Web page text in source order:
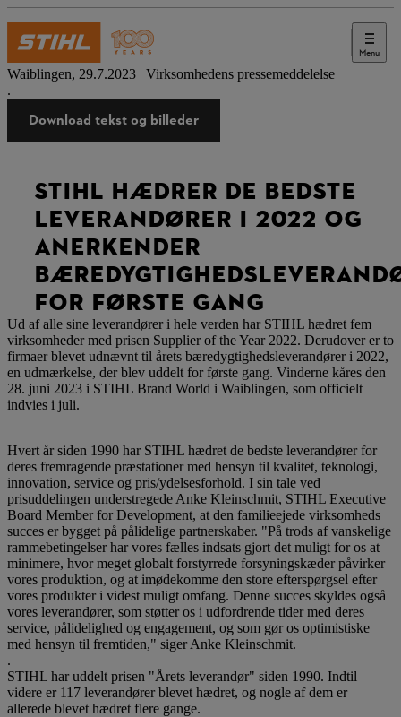
Menu
Presse
Waiblingen, 29.7.2023 | Virksomhedens pressemeddelelse
.
Download tekst og billeder
STIHL HÆDRER DE BEDSTE
LEVERANDØRER I 2022 OG
ANERKENDER
FOR FØRSTE GANG
Ud af alle sine leverandører i hele verden har STIHL hædret fem
virksomheder med prisen Supplier of the Year 2022. Derudover er to
firmaer blevet udnævnt til årets bæredygtighedsleverandører i 2022,
en udmærkelse, der blev uddelt for første gang. Vinderne kåres den
28. juni 2023 i STIHL Brand World i Waiblingen, som officielt
indvies i juli.
Hvert år siden 1990 har STIHL hædret de bedste leverandører for
deres fremragende præstationer med hensyn til kvalitet, teknologi,
innovation, service og pris/ydelsesforhold. I sin tale ved
prisuddelingen understregede Anke Kleinschmit, STIHL Executive
Board Member for Development, at den familieejede virksomheds
succes er bygget på pålidelige partnerskaber. "På trods af vanskelige
rammebetingelser har vores fælles indsats gjort det muligt for os at
minimere, hvor meget globalt forstyrrede forsyningskæder påvirker
vores produktion, og at imødekomme den store efterspørgsel efter
vores produkter i videst muligt omfang. Denne succes skyldes også
vores leverandører, som støtter os i udfordrende tider med deres
service, pålidelighed og engagement, og som gør os optimistiske
med hensyn til fremtiden," siger Anke Kleinschmit.
.
STIHL har uddelt prisen "Årets leverandør" siden 1990. Indtil
videre er 117 leverandører blevet hædret, og nogle af dem er
allerede blevet hædret flere gange.